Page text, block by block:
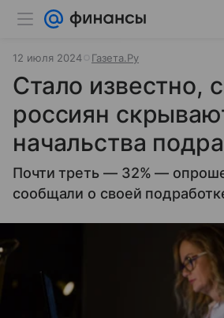
12 июля 2024 Газета.Ру
Стало известно,
россиян
начальства
Почти треть — 32% —
сообщали о своей